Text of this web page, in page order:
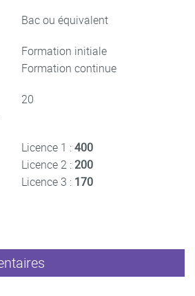
Bac ou équivalent
Formation initiale
Formation continue
20
Licence 1 :400
Licence 2 :200
Licence 3 : 170